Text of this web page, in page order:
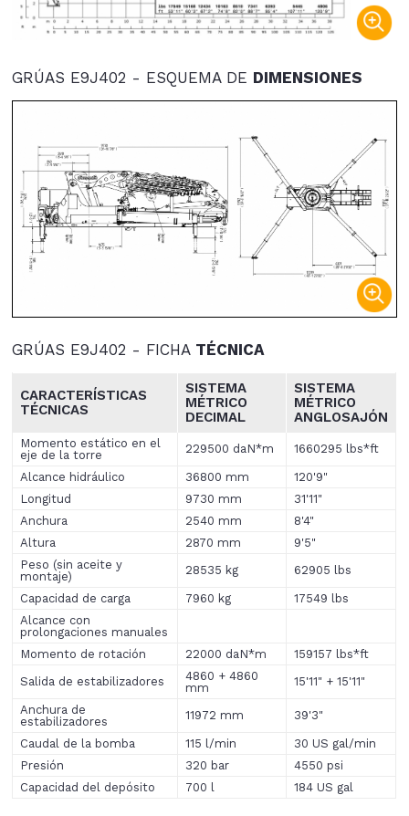
GRÚAS E9J402 - ESQUEMA DE DIMENSIONES
GRÚAS E9J402 - FICHA TÉCNICA
CARACTERÍSTICAS
TÉCNICAS
SISTEMA
MÉTRICO
DECIMAL
SISTEMA
MÉTRICO
ANGLOSAJÓN
Momento estático en el
eje de la torre
229500 daN*m 1660295 lbs*ft
Alcance hidráulico 36800 mm
120'9"
Longitud
9730 mm
31'11"
Anchura
2540 mm
8'4"
Altura
2870 mm
9'5"
Peso (sin aceite y
montaje)
28535 kg 62905 lbs
Capacidad de carga 7960 kg
17549 lbs
Alcance con
prolongaciones manuales
Momento de rotación
22000 daN*m
159157 lbs*ft
Salida de estabilizadores
4860 + 4860
mm
15'11" + 15'11"
Anchura de
estabilizadores
11972 mm 39'3"
Caudal de la bomba 115 l/min
30 US gal/min
Presión
320 bar
4550 psi
Capacidad del depósito
700 l 184 US gal